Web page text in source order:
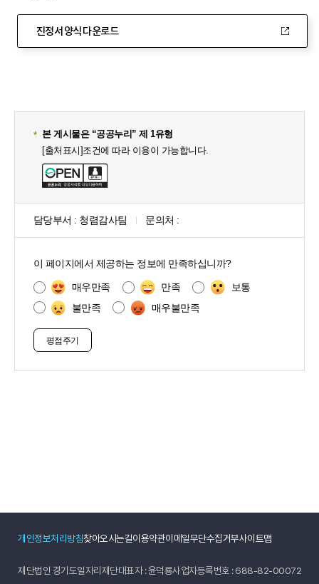
진정서 양식 다운로드
본 게시물은 “공공누리” 제 1유형
[출처표시]조건에 따라 이용이 가능합니다.
담당부서 : 청렴감사팀 문의처 :
이 페이지에서 제공하는 정보에 만족하십니까?
매우만족 만족
보통
불만족
매우불만족
개인정보처리방침찾아오시는길이용약관이메일무단수집거부사이트맵
재단법인 경기도일자리재단대표자 : 윤덕룡사업자등록번호 : 688-82-00072